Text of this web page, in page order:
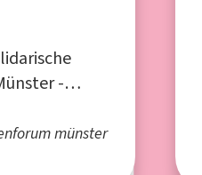
-
münster